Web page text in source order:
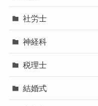
社労士
神経科
税理士
結婚式